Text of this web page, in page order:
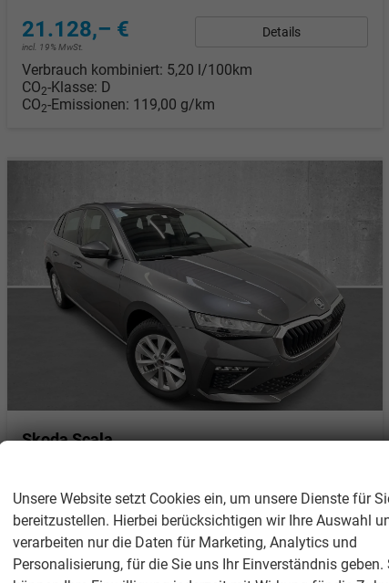
21.128,– €
incl. 19% MwSt.
Details
Verbrauch kombiniert: 5,20 l/100km
CO2-Klasse: D
CO2-Emissionen: 119,00 g/km
Skoda Scala
308711
Doppelkupplungsgetriebe (DSG)
Benzin Leistung
85 kW (116 PS)
620 km
Unsere Website setzt Cookies ein, um unsere Dienste für
bereitzustellen. Hierbei berücksichtigen wir Ihre Auswahl
verarbeiten nur die Daten für Marketing, Analytics und
Personalisierung, für die Sie uns Ihr Einverständnis geben.